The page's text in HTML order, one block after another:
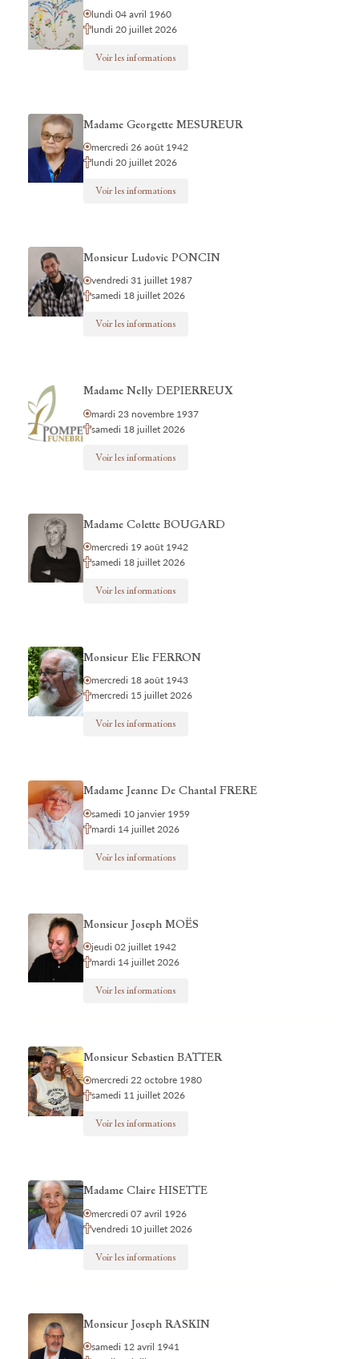
lundi 04 avril 1960
lundi 20 juillet 2026
Voir les informations
Madame Georgette MESUREUR
mercredi 26 août 1942
lundi 20 juillet 2026
Voir les informations
Monsieur Ludovic PONCIN
vendredi 31 juillet 1987
samedi 18 juillet 2026
Voir les informations
Madame Nelly DEPIERREUX
mardi 23 novembre 1937
samedi 18 juillet 2026
Voir les informations
Madame Colette BOUGARD
mercredi 19 août 1942
samedi 18 juillet 2026
Voir les informations
Monsieur Elie FERRON
mercredi 18 août 1943
mercredi 15 juillet 2026
Voir les informations
Madame Jeanne De Chantal FRERE
samedi 10 janvier 1959
mardi 14 juillet 2026
Voir les informations
Monsieur Joseph MOËS
jeudi 02 juillet 1942
mardi 14 juillet 2026
Voir les informations
Monsieur Sebastien BATTER
mercredi 22 octobre 1980
samedi 11 juillet 2026
Voir les informations
Madame Claire HISETTE
mercredi 07 avril 1926
vendredi 10 juillet 2026
Voir les informations
Monsieur Joseph RASKIN
samedi 12 avril 1941